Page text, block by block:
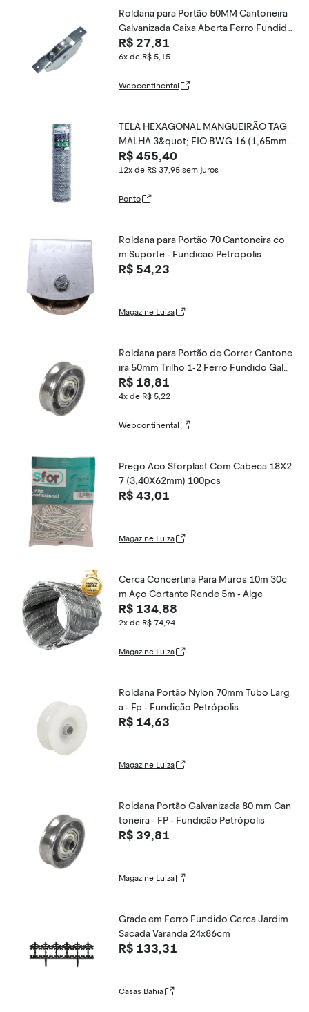
Roldana para Portão 50MM Cantoneira
Galvanizada Caixa Aberta Ferro Fundid
o Fundição Petrópolis
R$ 27,81
6x de R$ 5,15
Webcontinental
TELA HEXAGONAL MANGUEIRÃO TAG
MALHA 3&quot; FIO BWG 16 (1,65mm)
RL 50X0,8m
R$ 455,40
12x de R$ 37,95 sem juros
Ponto
Roldana para Portão 70 Cantoneira co
m Suporte - Fundicao Petropolis
R$ 54,23
Magazine Luiza
Roldana para Portão de Correr Cantone
ira 50mm Trilho 1-2 Ferro Fundido Galv
anizado Fundição Petrópolis
R$ 18,81
4x de R$ 5,22
Webcontinental
Prego Aco Sforplast Com Cabeca 18X2
7 (3,40X62mm) 100pcs
R$ 43,01
Magazine Luiza
Cerca Concertina Para Muros 10m 30c
m Aço Cortante Rende 5m - Alge
R$ 134,88
2x de R$ 74,94
Magazine Luiza
Roldana Portão Nylon 70mm Tubo Larg
a - Fp - Fundição Petrópolis
R$ 14,63
Magazine Luiza
Roldana Portão Galvanizada 80 mm Can
toneira - FP - Fundição Petrópolis
R$ 39,81
Magazine Luiza
Grade em Ferro Fundido Cerca Jardim
Sacada Varanda 24x86cm
R$ 133,31
Casas Bahia